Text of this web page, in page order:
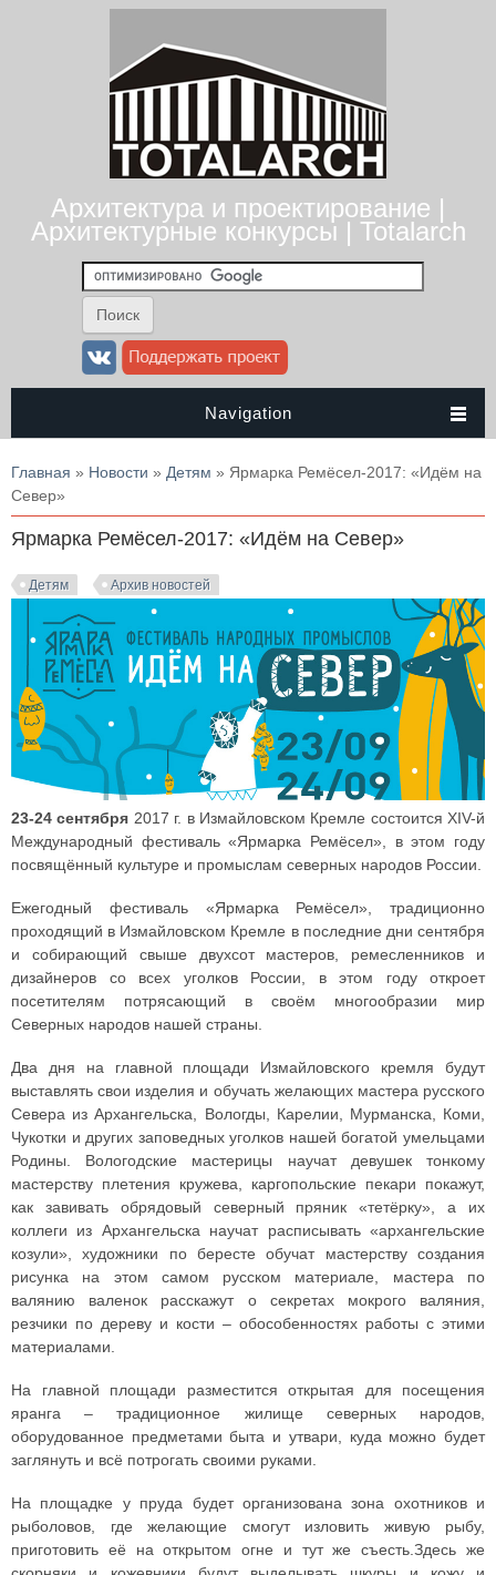
Архитектура и проектирование |
Архитектурные конкурсы | Totalarch
Navigation
Вы здесь
Главная » Новости » Детям » Ярмарка Ремёсел-2017: «Идём на
Север»
Ярмарка Ремёсел-2017: «Идём на Север»
Детям Архив новостей
23-24 сентября 2017 г. в Измайловском Кремле состоится XIV-й
Международный фестиваль «Ярмарка Ремёсел», в этом году
посвящённый культуре и промыслам северных народов России.
Ежегодный фестиваль «Ярмарка Ремёсел», традиционно
проходящий в Измайловском Кремле в последние дни сентября
и собирающий свыше двухсот мастеров, ремесленников и
дизайнеров со всех уголков России, в этом году откроет
посетителям потрясающий в своём многообразии мир
Северных народов нашей страны.
Два дня на главной площади Измайловского кремля будут
выставлять свои изделия и обучать желающих мастера русского
Севера из Архангельска, Вологды, Карелии, Мурманска, Коми,
Чукотки и других заповедных уголков нашей богатой умельцами
Родины. Вологодские мастерицы научат девушек тонкому
мастерству плетения кружева, каргопольские пекари покажут,
как завивать обрядовый северный пряник «тетёрку», а их
коллеги из Архангельска научат расписывать «архангельские
козули», художники по бересте обучат мастерству создания
рисунка на этом самом русском материале, мастера по
валянию валенок расскажут о секретах мокрого валяния,
резчики по дереву и кости – обособенностях работы с этими
материалами.
На главной площади разместится открытая для посещения
яранга – традиционное жилище северных народов,
оборудованное предметами быта и утвари, куда можно будет
заглянуть и всё потрогать своими руками.
На площадке у пруда будет организована зона охотников и
рыболовов, где желающие смогут изловить живую рыбу,
приготовить её на открытом огне и тут же съесть.Здесь же